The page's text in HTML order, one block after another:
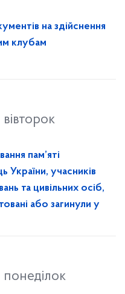
на здійснення
клубам
вівторок
пам’яті
України, учасників
та цивільних осіб,
або загинули у
понеділок